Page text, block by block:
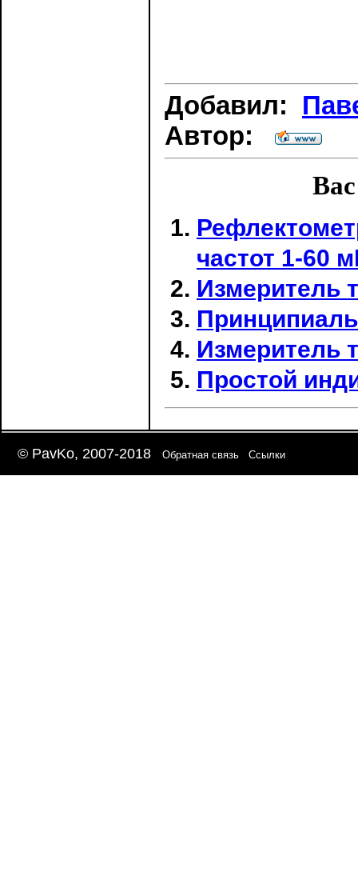
Добавил:
Автор:
частот 1-60
Измеритель
Измеритель
Простой
© PavKo, 2007-2018 Обратная связь Ссылки